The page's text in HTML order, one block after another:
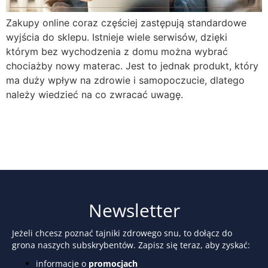
Zakupy online coraz częściej zastępują standardowe
wyjścia do sklepu. Istnieje wiele serwisów, dzięki
którym bez wychodzenia z domu można wybrać
chociażby nowy materac. Jest to jednak produkt, który
ma duży wpływ na zdrowie i samopoczucie, dlatego
należy wiedzieć na co zwracać uwagę.
Newsletter
Jeżeli chcesz poznać tajniki zdrowego snu, to dołącz do
grona naszych subskrybentów. Zapisz się teraz, aby zyskać:
informacje o promocjach